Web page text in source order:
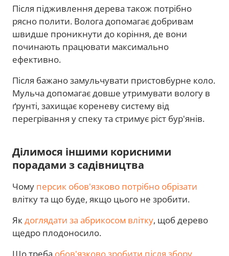
Після підживлення дерева також потрібно
рясно полити. Волога допомагає добривам
швидше проникнути до коріння, де вони
починають працювати максимально
ефективно.
Після бажано замульчувати пристовбурне коло.
Мульча допомагає довше утримувати вологу в
ґрунті, захищає кореневу систему від
перегрівання у спеку та стримує ріст бур'янів.
Ділимося іншими корисними
порадами з садівництва
Чому персик обов'язково потрібно обрізати
влітку та що буде, якщо цього не зробити.
Якдоглядати за абрикосом влітку, щоб дерево
щедро плодоносило.